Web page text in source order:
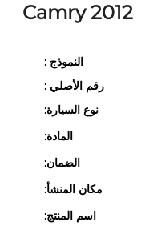
Camry 2012
النموذج :
رقم الأصلي :
نوع السيارة:
المادة:
الضمان:
مكان المنشأ:
اسم المنتج: